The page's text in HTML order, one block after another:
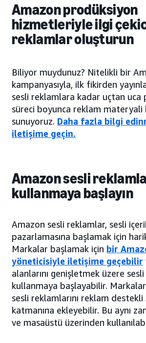
Amazon prodüksiyon
hizmetleriyle ilgi
reklamlar oluşturun
Biliyor muydunuz? Nitelikli bir
kampanyasıyla, ilk fikirden
sesli reklamlara kadar uçtan uca
süreci boyunca reklam
sunuyoruz. Daha fazla bilgi
iletişime geçin.
Amazon sesli
kullanmaya başlayın
Amazon sesli reklamlar, sesli
pazarlamasına başlamak için
Markalar başlamak için bir
yöneticisiyle iletişime geçebilir
alanlarını genişletmek üzere
kullanmaya başlayabilir.
sesli reklamlarını reklam
katmanına ekleyebilir. Bu aynı
ve masaüstü üzerinden